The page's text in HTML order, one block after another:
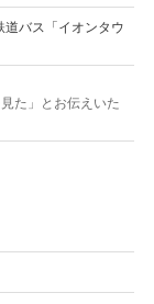
バス「イオンタウ
た」とお伝えいた